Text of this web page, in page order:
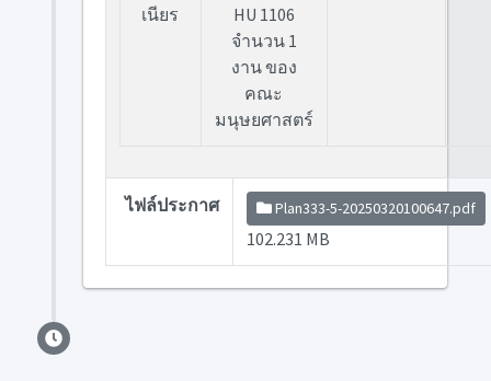
เนียร
HU 1106
จำนวน 1
งาน ของ
คณะ
มนุษยศาสตร์
ไฟล์ประกาศ Plan333-5-20250320100647.pdf
102.231 MB